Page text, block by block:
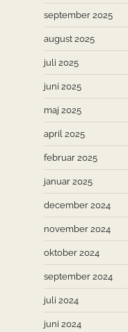
september 2025
august 2025
juli 2025
juni 2025
maj 2025
april 2025
februar 2025
januar 2025
december 2024
november 2024
oktober 2024
september 2024
juli 2024
juni 2024